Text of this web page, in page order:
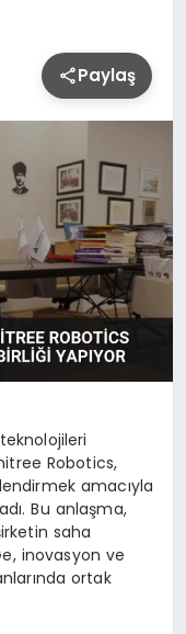
Paylaş
Robotics,
amacıyla
Bu anlaşma,
saha
inovasyon ve
ortak